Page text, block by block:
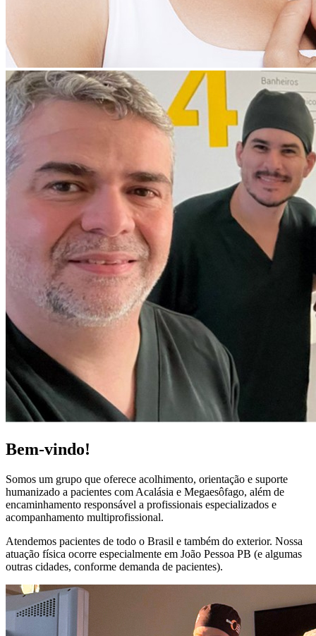
Bem-vindo!
Somos um grupo que oferece acolhimento, orientação e suporte
humanizado a pacientes com Acalásia e Megaesôfago, além de
encaminhamento responsável a profissionais especializados e
acompanhamento multiprofissional.
Atendemos pacientes de todo o Brasil e também do exterior. Nossa
atuação física ocorre especialmente em João Pessoa PB (e algumas
outras cidades, conforme demanda de pacientes).